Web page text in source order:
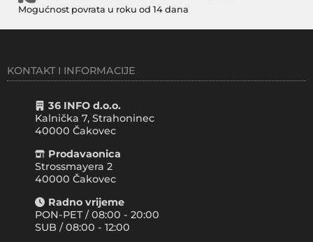
Mogućnost povrata u roku od 14 dana
KONTAKT I INFORMACIJE
36 INFO d.o.o.
Kalnička 7, Strahoninec
40000 Čakovec
Prodavaonica
Strossmayera 2
40000 Čakovec
Radno vrijeme
PON-PET / 08:00 - 20:00
SUB / 08:00 - 12:00